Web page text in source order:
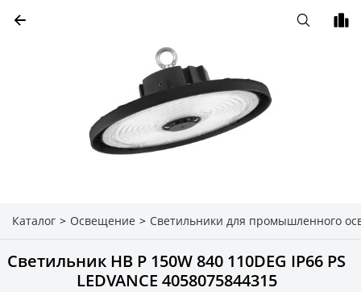
Каталог > Освещение > Светильники для промышленного
Светильник HB P 150W 840 110DEG IP66 PS
LEDVANCE 4058075844315